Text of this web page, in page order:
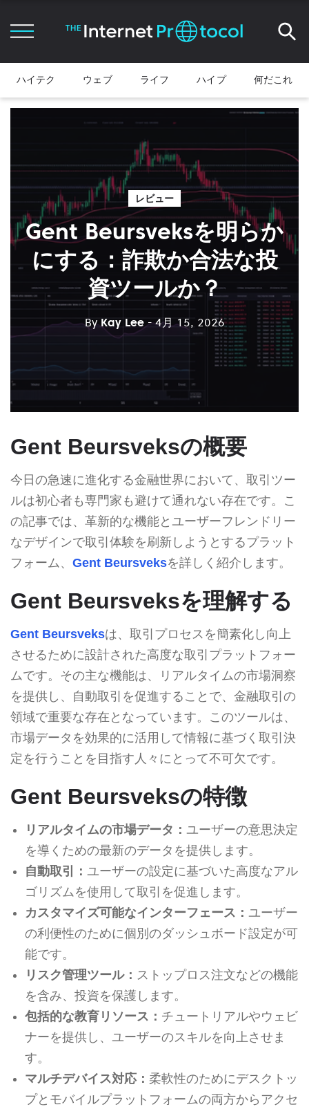
ハイテク ウェブ ライフ ハイプ 何だこれ
レビュー
Gent Beursveksを明らか
にする：詐欺か合法な投
資ツールか？
ByKay Lee - 4月 15, 2026
Gent Beursveksの概要
今日の急速に進化する金融世界において、取引ツー
ルは初心者も専門家も避けて通れない存在です。こ
の記事では、革新的な機能とユーザーフレンドリー
なデザインで取引体験を刷新しようとするプラット
フォーム、 Gent Beursveksを詳しく紹介します。
Gent Beursveksを理解する
Gent Beursveksは、取引プロセスを簡素化し向上
させるために設計された高度な取引プラットフォー
ムです。その主な機能は、リアルタイムの市場洞察
を提供し、自動取引を促進することで、金融取引の
領域で重要な存在となっています。このツールは、
市場データを効果的に活用して情報に基づく取引決
定を行うことを目指す人々にとって不可欠です。
Gent Beursveksの特徴
リアルタイムの市場データ： ユーザーの意思決定
を導くための最新のデータを提供します。
自動取引： ユーザーの設定に基づいた高度なアル
ゴリズムを使用して取引を促進します。
カスタマイズ可能なインターフェース： ユーザー
の利便性のために個別のダッシュボード設定が可
能です。
リスク管理ツール： ストップロス注文などの機能
を含み、投資を保護します。
包括的な教育リソース： チュートリアルやウェビ
ナーを提供し、ユーザーのスキルを向上させま
す。
マルチデバイス対応： 柔軟性のためにデスクトッ
プとモバイルプラットフォームの両方からアクセ